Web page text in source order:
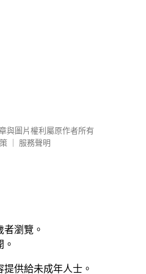
與圖片權利屬原作者所有
服務聲明
瀏覽。
供給未成年人士。